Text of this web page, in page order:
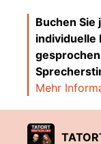
Buchen Sie
individuelle
Mehr